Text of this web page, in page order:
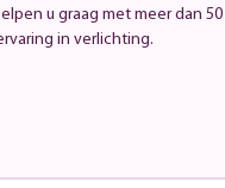
u graag met meer dan 50
in verlichting.